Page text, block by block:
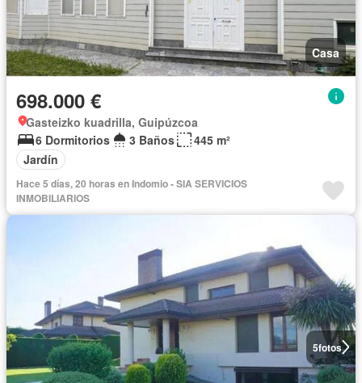
Casa
698.000 €
Gasteizko kuadrilla, Guipúzcoa
6 Dormitorios
3 Baños
445 m²
Jardín
Hace 5 días, 20 horas en Indomio - SIA SERVICIOS
INMOBILIARIOS
5fotos